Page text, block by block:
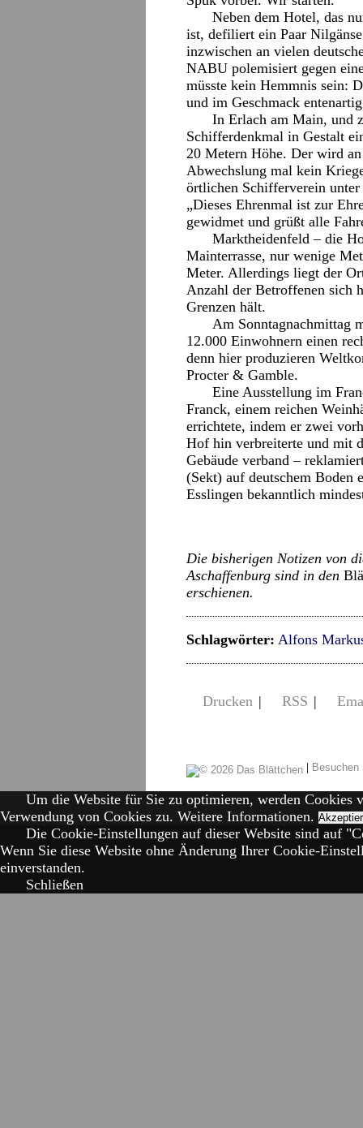
Neben dem Hotel, das
ist, defiliert ein Paar
inzwischen an vielen
NABU polemisiert gegen
müsste kein Hemmnis sein:
und im Geschmack
In Erlach am Main, und
Schifferdenkmal in Gestalt
20 Metern Höhe. Der wird
Abwechslung mal kein
örtlichen Schifferverein
„Dieses Ehrenmal ist zur
gewidmet und grüßt alle
Marktheidenfeld – die
Mainterrasse, nur wenige
Meter. Allerdings liegt der
Anzahl der Betroffenen sich
Grenzen hält.
Am Sonntagnachmittag
12.000 Einwohnern einen
denn hier produzieren
Procter & Gamble.
Eine Ausstellung im
Franck, einem reichen
errichtete, indem er zwei
Hof hin verbreiterte und mit
Gebäude verband –
(Sekt) auf deutschem Boden
Esslingen bekanntlich
Die bisherigen Notizen von
Aschaffenburg sind in den
erschienen.
Schlagwörter: Alfons
Drucken | RSS |
|
Um die Website für Sie zu optimieren, werden Cookies
Verwendung von Cookies zu. Weitere Informationen.
Die Cookie-Einstellungen auf dieser Website sind auf
Wenn Sie diese Website ohne Änderung Ihrer Cookie-
einverstanden.
Schließen